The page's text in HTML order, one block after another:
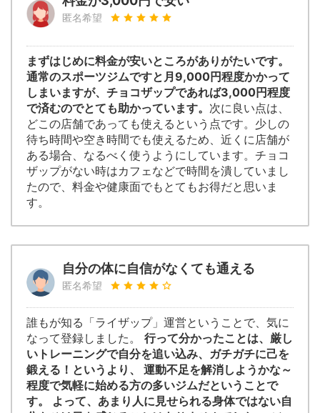
匿名希望
まずはじめに料金が安いところがありがたいです。
通常のスポーツジムですと月9,000円程度かかって
しまいますが、チョコザップであれば3,000円程度
で済むのでとても助かっています。 次に良い点は、
どこの店舗であっても使えるという点です。少しの
待ち時間や空き時間でも使えるため、近くに店舗が
ある場合、なるべく使うようにしています。チョコ
ザップがない時はカフェなどで時間を潰していまし
たので、料金や健康面でもとてもお得だと思いま
す。
自分の体に自信がなくても通える
匿名希望
誰もが知る「ライザップ」運営ということで、気に
なって登録しました。 行って分かったことは、厳し
いトレーニングで自分を追い込み、ガチガチに己を
鍛える！というより、 運動不足を解消しようかな～
程度で気軽に始める方の多いジムだということで
す。 よって、あまり人に見せられる身体ではない自